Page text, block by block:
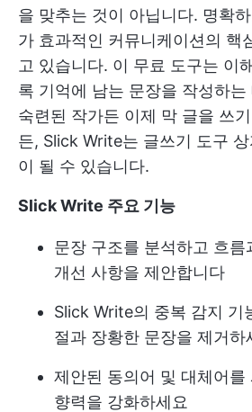
을 맞추는 것이 아닙니다. 명확
가 효과적인 커뮤니케이션의 핵
고 있습니다. 이 무료 도구는 이
록 기억에 남는 문장을 작성하
숙련된 작가든 이제 막 글을 쓰
든, Slick Write는 글쓰기 도구
이 될 수 있습니다.
Slick Write 주요 기능
문장 구조를 분석하고 흐름
개선 사항을 제안합니다
Slick Write의 중복 감지 기
절과 장황한 문장을 제거하
제안된 동의어 및 대체어를
향력을 강화하세요